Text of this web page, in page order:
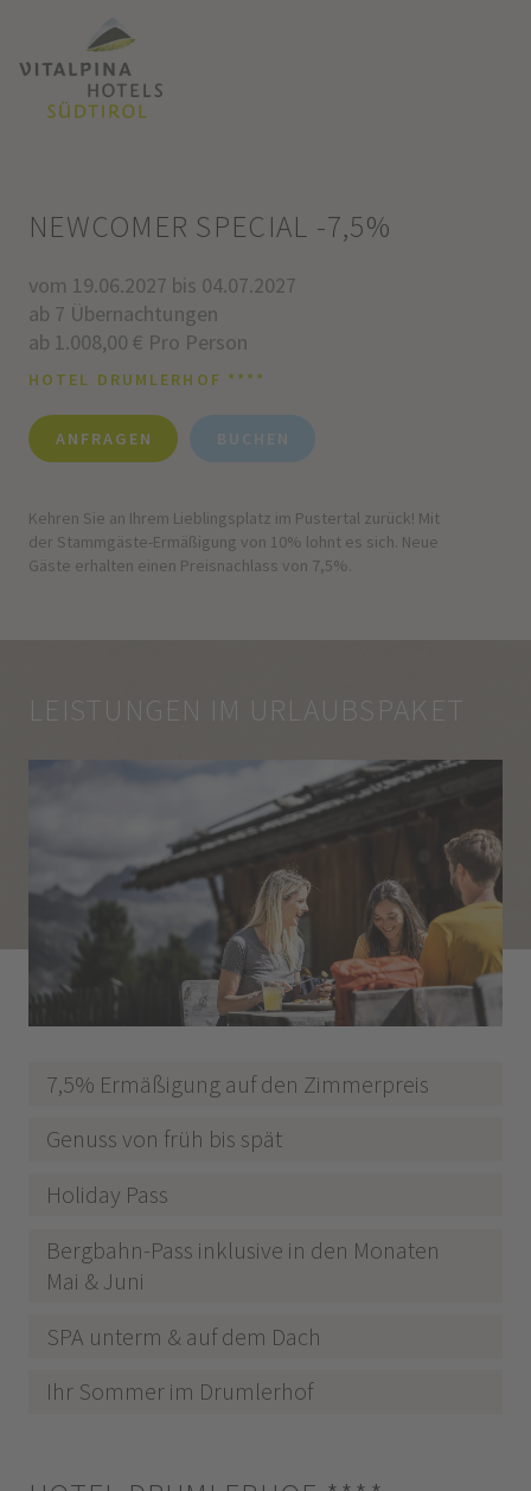
NEWCOMER SPECIAL -7,5%
vom 19.06.2027 bis 04.07.2027
ab 7 Übernachtungen
ab 1.008,00 € Pro Person
HOTEL DRUMLERHOF ****
ANFRAGEN BUCHEN
Kehren Sie an Ihrem Lieblingsplatz im Pustertal zurück! Mit
der Stammgäste-Ermäßigung von 10% lohnt es sich. Neue
Gäste erhalten einen Preisnachlass von 7,5%.
LEISTUNGEN IM URLAUBSPAKET
7,5% Ermäßigung auf den Zimmerpreis
Genuss von früh bis spät
Holiday Pass
Bergbahn-Pass inklusive in den Monaten
Mai & Juni
SPA unterm & auf dem Dach
Ihr Sommer im Drumlerhof